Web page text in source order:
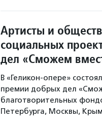
Артисты и
социальных
дел «Сможем
В «Геликон-опере»
премии добрых дел
благотворительных
Петербурга, Москвы,